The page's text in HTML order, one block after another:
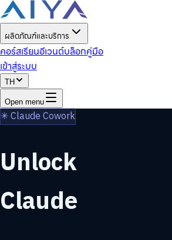
ผลิตภัณฑ์และบริการ
คอร์สเรียนอีเวนต์บล็อกคู่มือ
เข้าสู่ระบบ
TH
Open menu
✳ Claude Cowork
Unlock
Claude